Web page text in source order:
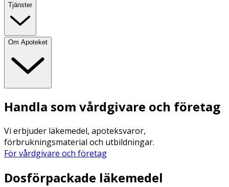
Tjänster
Om Apoteket
Handla som vårdgivare och företag
Vi erbjuder läkemedel, apoteksvaror,
förbrukningsmaterial och utbildningar.
För vårdgivare och företag
Dosförpackade läkemedel